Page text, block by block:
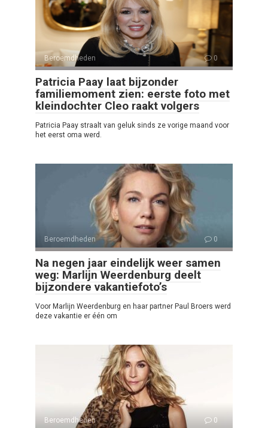
Beroemdheden 0
Patricia Paay laat bijzonder
familiemoment zien: eerste foto met
kleindochter Cleo raakt volgers
Patricia Paay straalt van geluk sinds ze vorige maand voor
het eerst oma werd.
Beroemdheden 0
Na negen jaar eindelijk weer samen
weg: Marlijn Weerdenburg deelt
bijzondere vakantiefoto’s
Voor Marlijn Weerdenburg en haar partner Paul Broers werd
deze vakantie er één om
Beroemdheden 0